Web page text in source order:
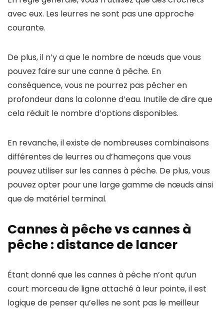
avec eux. Les leurres ne sont pas une approche
courante.
De plus, il n’y a que le nombre de nœuds que vous
pouvez faire sur une canne à pêche. En
conséquence, vous ne pourrez pas pêcher en
profondeur dans la colonne d’eau. Inutile de dire que
cela réduit le nombre d’options disponibles.
En revanche, il existe de nombreuses combinaisons
différentes de leurres ou d’hameçons que vous
pouvez utiliser sur les cannes à pêche. De plus, vous
pouvez opter pour une large gamme de nœuds ainsi
que de matériel terminal.
Cannes à pêche vs cannes à
pêche : distance de lancer
Étant donné que les cannes à pêche n’ont qu’un
court morceau de ligne attaché à leur pointe, il est
logique de penser qu’elles ne sont pas le meilleur